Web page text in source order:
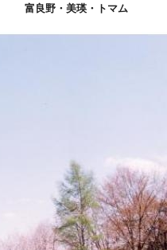
富良野・美瑛・トマム